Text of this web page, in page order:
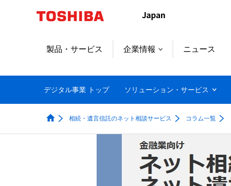
ャ
プ
製品・サービス 企業情報 ニュース
デジタル事業 トップ ソリューション・サービス
相続・遺言信託のネット相談サービス コラム一覧